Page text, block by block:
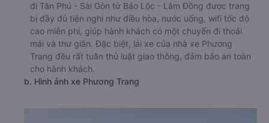
đi Tân Phú - Sài Gòn từ Bảo Lộc - Lâm Đồng được trang
bị đầy đủ tiện nghi như điều hòa, nước uống, wifi tốc độ
cao miễn phí, giúp hành khách có một chuyến đi thoải
mái và thư giãn. Đặc biệt, lái xe của nhà xe Phương
Trang đều rất tuân thủ luật giao thông, đảm bảo an toàn
cho hành khách.
b. Hình ảnh xe Phương Trang